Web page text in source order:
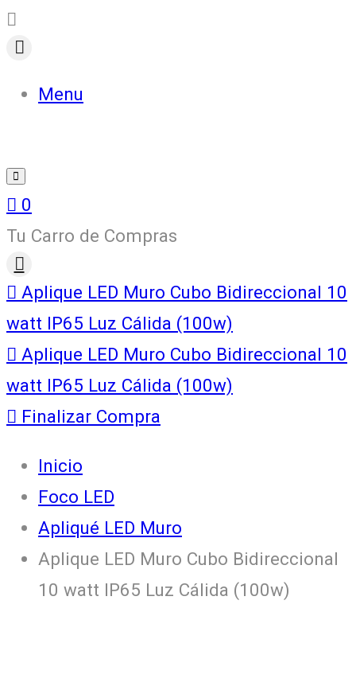
Menu
0
Tu Carro de Compras
Aplique LED Muro Cubo Bidireccional 10
watt IP65 Luz Cálida (100w)
Aplique LED Muro Cubo Bidireccional 10
watt IP65 Luz Cálida (100w)
Finalizar Compra
Inicio
Foco LED
Apliqué LED Muro
Aplique LED Muro Cubo Bidireccional
10 watt IP65 Luz Cálida (100w)